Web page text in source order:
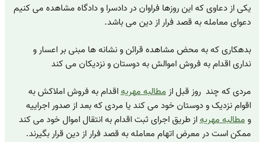
یکی از دعاوی که این روزها فراوان در دادسرا و دادگاه مشاهده می کنیم
دعوای معامله به قصد فرار از دین می باشد.
بدهکاری که به محض مشاهده قرائن و نشانه ها مبنی بر اعسار و
نداری اقدام به فروش اموالش به دوستان و نزدیکان می کند
مردی که چند روز قبل ازمطالبه مهریهاقدام به فروش املاکش به
اقوام نزدیک و دوستان خود می کند یا مردی که بعد از صدور اجراییه
ومطالبه مهریهاز طریق اجرای ثبت اقدام به انتقال اموال خود می کند
ممکن است در معرض اتهام معامله به قصد فرار از دین قرار بگیرند.